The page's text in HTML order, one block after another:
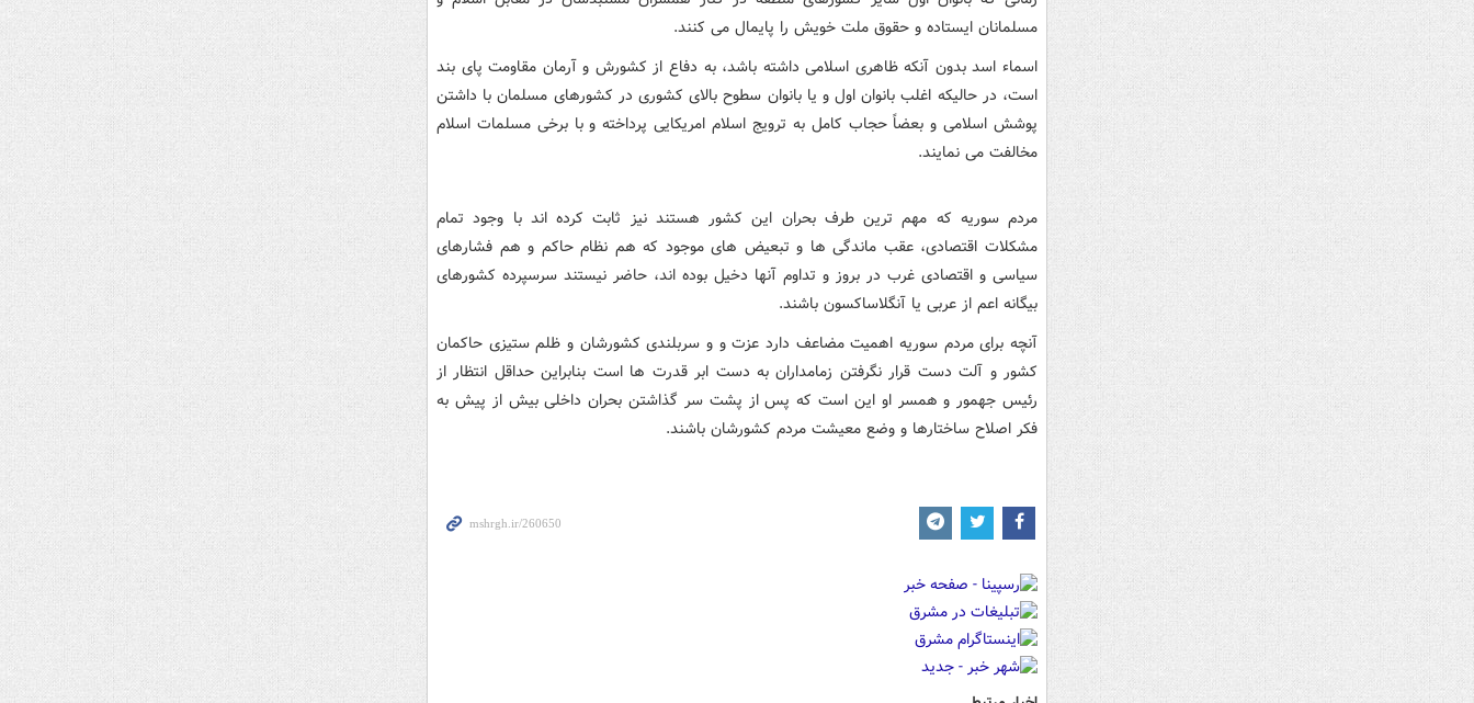
مسلمانان ایستاده و حقوق ملت خویش را پایمال می کنند.
اسماء اسد بدون آنکه ظاهری اسلامی داشته باشد، به دفاع از کشورش و آرمان مقاومت پای بند
است، در حالیکه اغلب بانوان اول و یا بانوان سطوح بالای کشوری در کشورهای مسلمان با داشتن
پوشش اسلامی و بعضاً حجاب کامل به ترویج اسلام امریکایی پرداخته و با برخی مسلمات اسلام
مخالفت می نمایند.
مردم سوریه که مهم ترین طرف بحران این کشور هستند نیز ثابت کرده اند با وجود تمام
مشکلات اقتصادی، عقب ماندگی ها و تبعیض های موجود که هم نظام حاکم و هم فشارهای
سیاسی و اقتصادی غرب در بروز و تداوم آنها دخیل بوده اند، حاضر نیستند سرسپرده کشورهای
بیگانه اعم از عربی یا آنگلاساکسون باشند.
آنچه برای مردم سوریه اهمیت مضاعف دارد عزت و و سربلندی کشورشان و ظلم ستیزی حاکمان
کشور و آلت دست قرار نگرفتن زمامداران به دست ابر قدرت ها است بنابراین حداقل انتظار از
رئیس جهمور و همسر او این است که پس از پشت سر گذاشتن بحران داخلی بیش از پیش به
فکر اصلاح ساختارها و وضع معیشت مردم کشورشان باشند.